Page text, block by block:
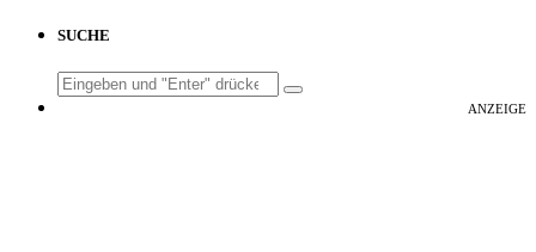
SUCHE
Search
for:
ANZEIGE